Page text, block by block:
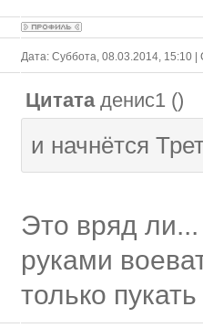
Дата: Суббота, 08.03.2014, 15:10
Цитата денис1 ()
и начнётся
Это вряд
руками
только